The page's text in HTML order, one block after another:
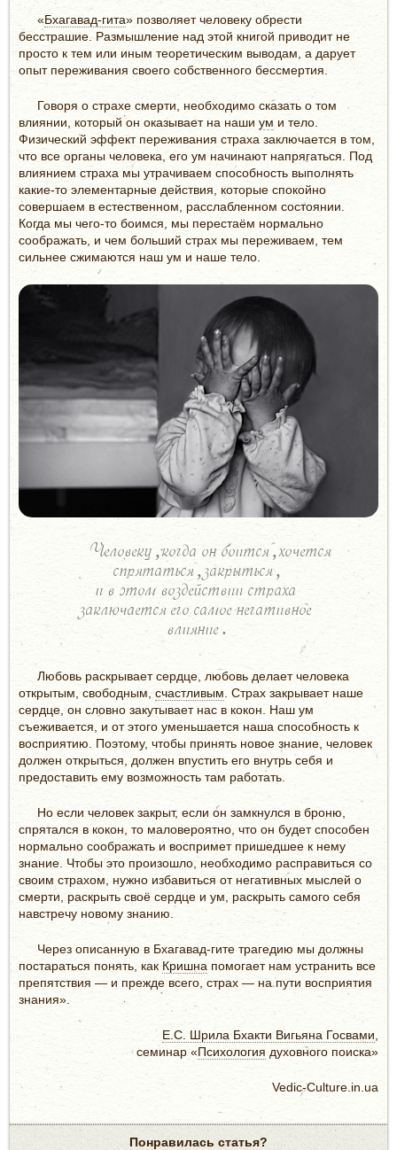
«Бхагавад-гита» позволяет человеку обрести
бесстрашие. Размышление над этой книгой приводит не
просто к тем или иным теоретическим выводам, а дарует
опыт переживания своего собственного бессмертия.
Говоря о страхе смерти, необходимо сказать о том
влиянии, который он оказывает на наши ум и тело.
Физический эффект переживания страха заключается в том,
что все органы человека, его ум начинают напрягаться. Под
влиянием страха мы утрачиваем способность выполнять
какие-то элементарные действия, которые спокойно
совершаем в естественном, расслабленном состоянии.
Когда мы чего-то боимся, мы перестаём нормально
соображать, и чем больший страх мы переживаем, тем
сильнее сжимаются наш ум и наше тело.
Человеку, когда он боится, хочется
спрятаться, закрыться,
и в этом воздействии страха
заключается его самое негативное
влияние.
Любовь раскрывает сердце, любовь делает человека
открытым, свободным, счастливым . Страх закрывает наше
сердце, он словно закутывает нас в кокон. Наш ум
съеживается, и от этого уменьшается наша способность к
восприятию. Поэтому, чтобы принять новое знание, человек
должен открыться, должен впустить его внутрь себя и
предоставить ему возможность там работать.
Но если человек закрыт, если он замкнулся в броню,
спрятался в кокон, то маловероятно, что он будет способен
нормально соображать и воспримет пришедшее к нему
знание. Чтобы это произошло, необходимо расправиться со
своим страхом, нужно избавиться от негативных мыслей о
смерти, раскрыть своё сердце и ум, раскрыть самого себя
навстречу новому знанию.
Через описанную в Бхагавад-гите трагедию мы должны
постараться понять, как Кришна помогает нам устранить все
препятствия — и прежде всего, страх — на пути восприятия
знания».
Е.С. Шрила Бхакти Вигьяна Госвами
семинар «Психология духовного поиска»
Vedic-Culture.in.ua
Понравилась статья?